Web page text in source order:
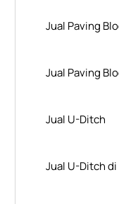
Jual Paving
Jual Paving
Jual U-Ditch
Jual U-Ditch di